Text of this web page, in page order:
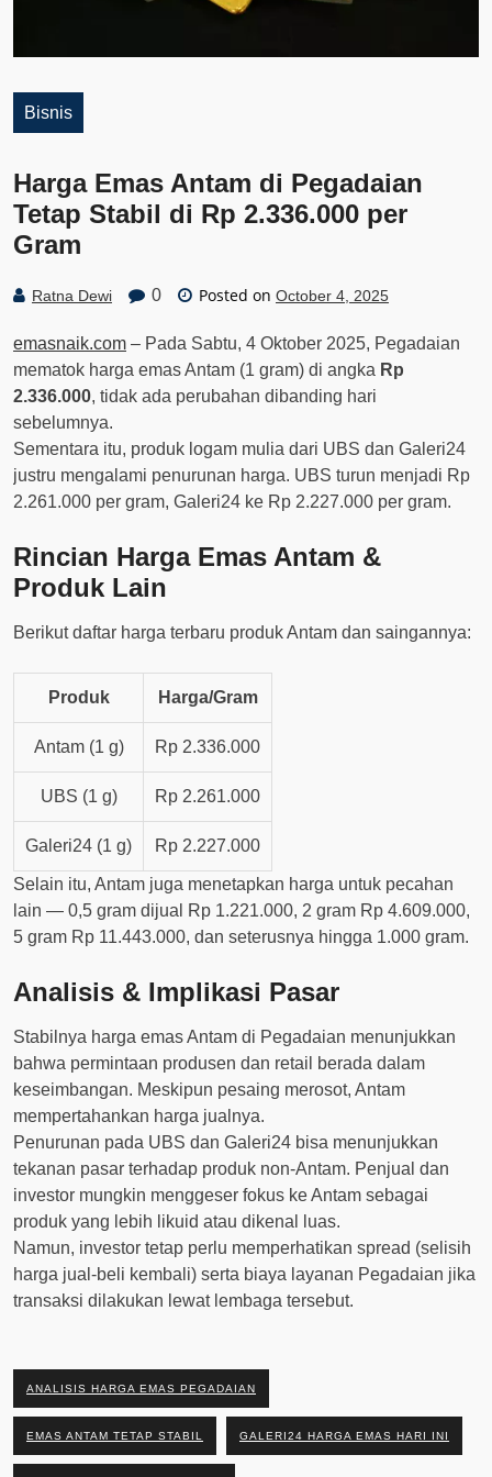
Bisnis
Harga Emas Antam di Pegadaian
Tetap Stabil di Rp 2.336.000 per
Gram
Ratna Dewi 0 Posted on October 4, 2025
emasnaik.com – Pada Sabtu, 4 Oktober 2025, Pegadaian
mematok harga emas Antam (1 gram) di angka Rp
2.336.000, tidak ada perubahan dibanding hari
sebelumnya.
Sementara itu, produk logam mulia dari UBS dan Galeri24
justru mengalami penurunan harga. UBS turun menjadi Rp
2.261.000 per gram, Galeri24 ke Rp 2.227.000 per gram.
Rincian Harga Emas Antam &
Produk Lain
Berikut daftar harga terbaru produk Antam dan saingannya:
Produk Harga/Gram
Antam (1 g) Rp 2.336.000
UBS (1 g) Rp 2.261.000
Galeri24 (1 g) Rp 2.227.000
Selain itu, Antam juga menetapkan harga untuk pecahan
lain — 0,5 gram dijual Rp 1.221.000, 2 gram Rp 4.609.000,
5 gram Rp 11.443.000, dan seterusnya hingga 1.000 gram.
Analisis & Implikasi Pasar
Stabilnya harga emas Antam di Pegadaian menunjukkan
bahwa permintaan produsen dan retail berada dalam
keseimbangan. Meskipun pesaing merosot, Antam
mempertahankan harga jualnya.
Penurunan pada UBS dan Galeri24 bisa menunjukkan
tekanan pasar terhadap produk non-Antam. Penjual dan
investor mungkin menggeser fokus ke Antam sebagai
produk yang lebih likuid atau dikenal luas.
Namun, investor tetap perlu memperhatikan spread (selisih
harga jual-beli kembali) serta biaya layanan Pegadaian jika
transaksi dilakukan lewat lembaga tersebut.
ANALISIS HARGA EMAS PEGADAIAN
EMAS ANTAM TETAP STABIL GALERI24 HARGA EMAS HARI INI